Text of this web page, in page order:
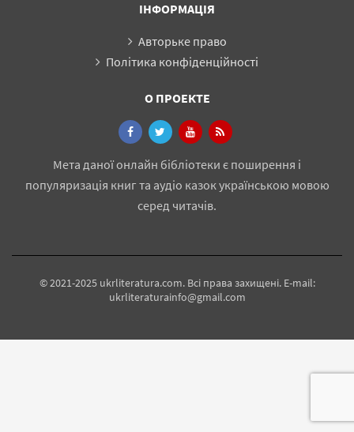
ІНФОРМАЦІЯ
Авторьке право
Політика конфіденційності
О ПРОЕКТЕ
Мета даної онлайн бібліотеки є поширення і
популяризація книг та аудіо казок українською мовою
серед читачів.
© 2021-2025 ukrliteratura.com. Всі права захищені. E-mail:
ukrliteraturainfo@gmail.com